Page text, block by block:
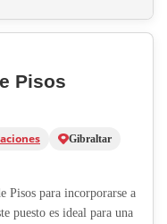
Pisos
Gibraltar
Pisos para incorporarse a
puesto es ideal para una